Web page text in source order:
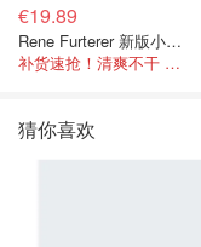
€19.89
Rene Furterer 新版小白珠洗发水 500ml
补货速抢！清爽不干 蓬松强韧秀发
猜你喜欢